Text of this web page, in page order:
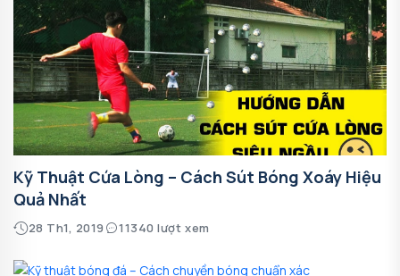
Kỹ Thuật Cứa Lòng – Cách Sút Bóng Xoáy Hiệu
Quả Nhất
28 Th1, 2019 11340 lượt xem